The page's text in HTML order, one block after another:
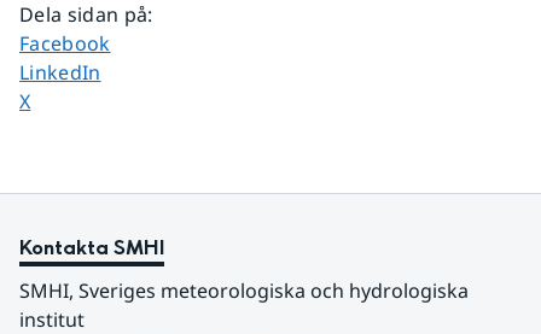
Dela sidan på:
Dela sidan på
Facebook
Dela sidan på
LinkedIn
Dela sidan på
X
Kontakta SMHI
SMHI, Sveriges meteorologiska och hydrologiska
institut